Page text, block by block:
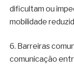
dificultam ou
mobilidade
6. Barreiras
comunicação